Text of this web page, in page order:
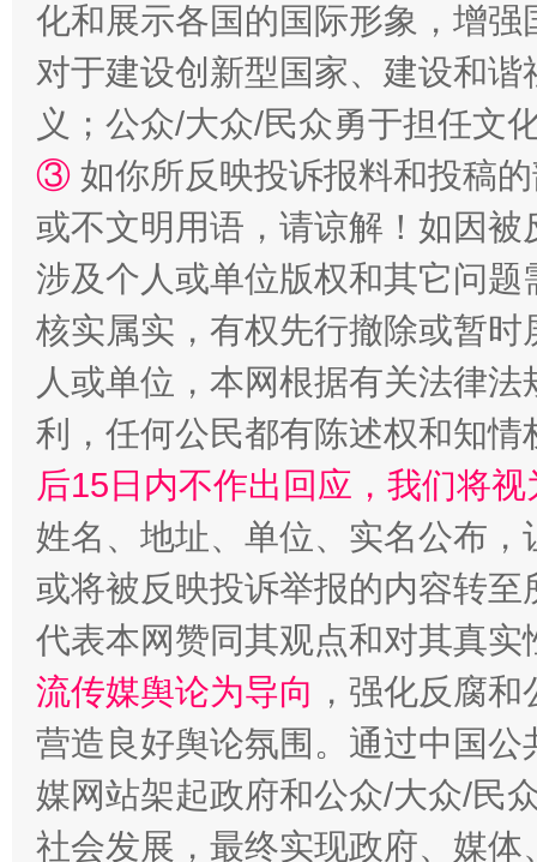
化和展示各国的国际形象，增
对于建设创新型国家、建设和
义；公众/大众/民众勇于担任文
③ 如你所反映投诉报料和投稿
或不文明用语，请谅解！如因
涉及个人或单位版权和其它问题
核实属实，有权先行撤除或暂
人或单位，本网根据有关法律
利，任何公民都有陈述权和知情
后15日内不作出回应，我们将
姓名、地址、单位、实名公布
或将被反映投诉举报的内容转
代表本网赞同其观点和对其真实
流传媒舆论为导向 ，强化反腐
营造良好舆论氛围。通过中国
媒网站架起政府和公众/大众/民
社会发展，最终实现政府、媒